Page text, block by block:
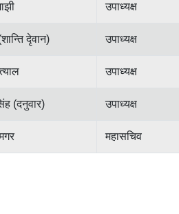
उपाध्यक्ष
दृेवान) उपाध्यक्ष
उपाध्यक्ष
(दनुवार) उपाध्यक्ष
महासचिव